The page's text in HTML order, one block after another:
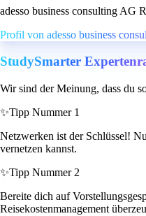
adesso business consulting AG
Profil von adesso business
StudySmarter
Wir sind der Meinung, dass du
✨Tipp Nummer 1
Netzwerken ist der Schlüssel!
vernetzen kannst.
✨Tipp Nummer 2
Bereite dich auf
Reisekostenmanagement